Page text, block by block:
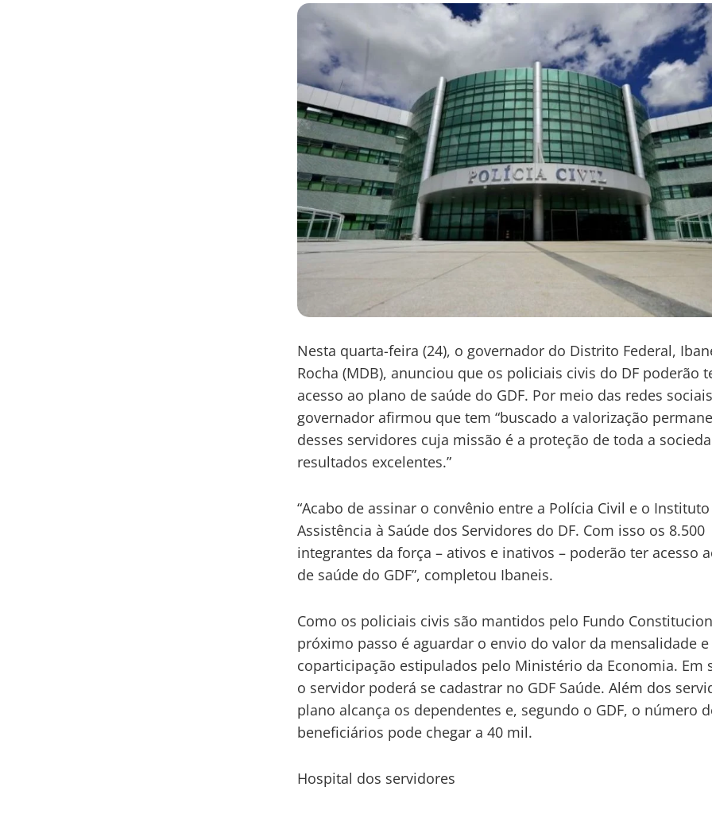
Nesta quarta-feira (24), o governador do Distrito Federal,
Rocha (MDB), anunciou que os policiais civis do DF poderão
acesso ao plano de saúde do GDF. Por meio das redes
governador afirmou que tem “buscado a valorização
desses servidores cuja missão é a proteção de toda a
resultados excelentes.”
“Acabo de assinar o convênio entre a Polícia Civil e o
Assistência à Saúde dos Servidores do DF. Com isso os 8.500
integrantes da força – ativos e inativos – poderão ter acesso
de saúde do GDF”, completou Ibaneis.
Como os policiais civis são mantidos pelo Fundo
próximo passo é aguardar o envio do valor da mensalidade
coparticipação estipulados pelo Ministério da Economia. Em
o servidor poderá se cadastrar no GDF Saúde. Além dos
plano alcança os dependentes e, segundo o GDF, o número
beneficiários pode chegar a 40 mil.
Hospital dos servidores